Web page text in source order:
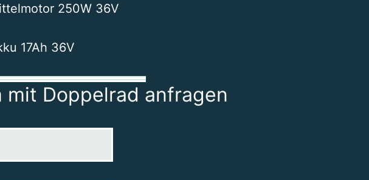
250W 36V
17Ah 36V
mit Doppelrad anfragen